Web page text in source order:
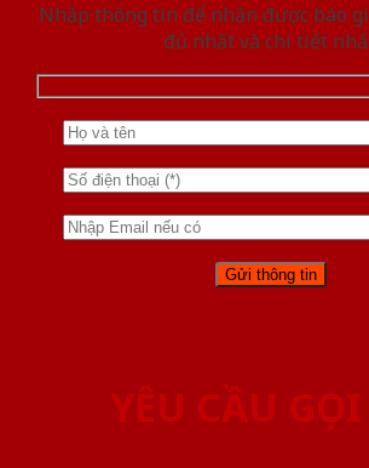
Nhập thông tin để nhận được báo
đủ nhất và chi tiết
YÊU CẦU